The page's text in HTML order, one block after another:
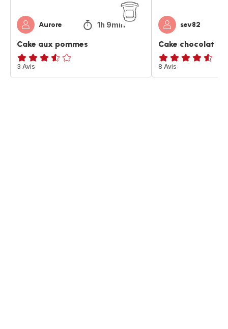
Aurore 1h 9min
Cake aux pommes
ratings.3.5
3 Avis
sev82
Cake chocolat
ratings.4.5
8 Avis